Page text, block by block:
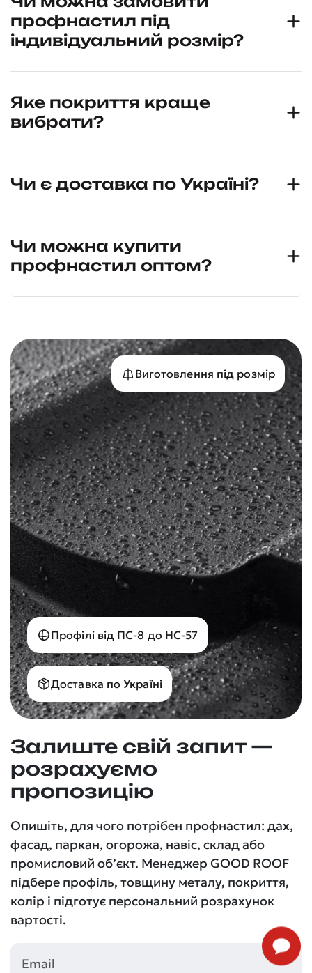
профнастил під
індивідуальний розмір?
Яке покриття краще
вибрати?
Чи є доставка по Україні?
Чи можна купити
профнастил оптом?
Виготовлення під розмір
Профілі від ПС-8 до НС-57
Доставка по Україні
Залиште свій запит —
розрахуємо
пропозицію
Опишіть, для чого потрібен профнастил: дах,
фасад, паркан, огорожа, навіс, склад або
промисловий об’єкт. Менеджер GOOD ROOF
підбере профіль, товщину металу, покриття,
колір і підготує персональний розрахунок
вартості.